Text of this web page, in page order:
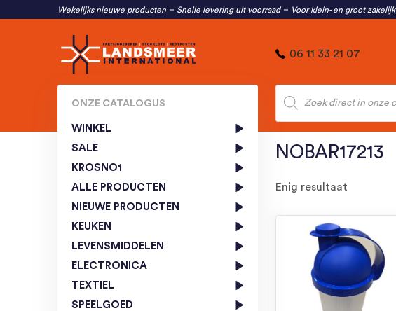
Wekelijks nieuwe producten Snelle levering uit voorraad Voor klein- en groot zakelijk
06 11 33 21 07
Producten
zoeken
ONZE CATALOGUS
WINKEL
SALE
KROSNO1
ALLE PRODUCTEN
NIEUWE PRODUCTEN
KEUKEN
LEVENSMIDDELEN
ELECTRONICA
TEXTIEL
SPEELGOED
NOBAR17213
Enig resultaat